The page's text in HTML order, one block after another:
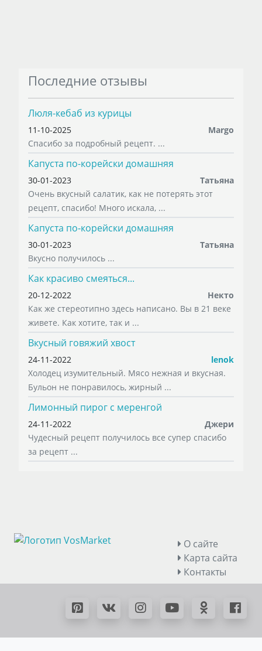
Последние отзывы
Люля-кебаб из курицы
11-10-2025
Margo
Спасибо за подробный рецепт. ...
Капуста по-корейски домашняя
30-01-2023
Татьяна
Очень вкусный салатик, как не потерять этот
рецепт, спасибо! Много искала, ...
Капуста по-корейски домашняя
30-01-2023
Татьяна
Вкусно получилось ...
Как красиво смеяться...
20-12-2022
Некто
Как же стереотипно здесь написано. Вы в 21 веке
живете. Как хотите, так и ...
Вкусный говяжий хвост
24-11-2022
lenok
Холодец изумительный. Мясо нежная и вкусная.
Бульон не понравилось, жирный ...
Лимонный пирог с меренгой
24-11-2022
Джери
Чудесный рецепт получилось все супер спасибо
за рецепт ...
О сайте
Карта сайта
Контакты